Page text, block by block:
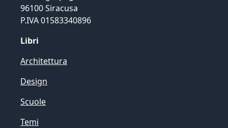
96100 Siracusa
P.IVA 01583340896
Libri
Architettura
Design
Scuole
Temi